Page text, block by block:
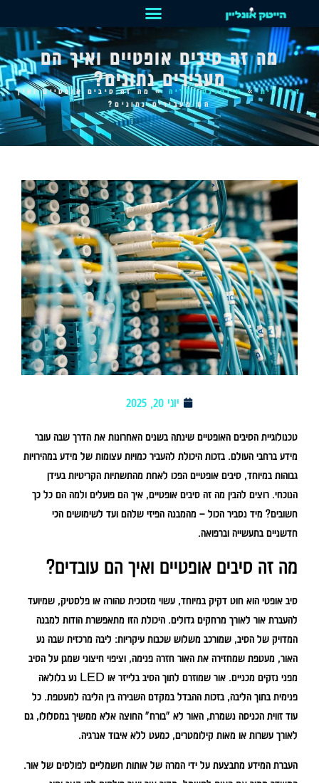
מה זה סיבים אופטיים ואיך הם
מעבירים נתונים?
דף הבית»אינטרנט ומדיה » מה זה סיבים אופטיים ואיך
הם מעבירים נתונים?
יוני 20, 2025
טכנולוגיית הסיבים האופטיים שינתה בשנים האחרונות את הדרך שבה עובר
מידע ברחבי העולם. בזכות היכולת להעביר כמויות עצומות של מידע במהירויות
גבוהות במיוחד, סיבים אופטיים הפכו לאחת מהתשתיות הקריטיות בעידן
הנוכחי. רוצים להבין מה זה סיבים אופטיים, איך הם פועלים ולמה הם כל כך
חשובים? מיד נסביר הכול – מהמבנה הפיזי שלהם ועד לשימושים הכי
חדשניים בתעשייה וברפואה.
מה זה סיבים אופטיים ואיך הם עובדים?
סיב אופטי הוא חוט דקיק במיוחד, עשוי מזכוכית טהורה או פלסטיק, שמיועד
להעברת אור לאורך מרחקים גדולים. היכולת הזו מתאפשרת הודות למבנה
המדויק של הסיב, שמורכב משלוש שכבות עיקריות: ליבה מרכזית שבה נע
האור, מעטפת שמחזירה את האור חזרה פנימה, וציפוי חיצוני שמגן על הסיב
מפני נזקים מכניים. אור שמוזרם לתוך הסיב בלייזר או LED נע בלולאה
פנימית בתוך הליבה, בזכות ההבדל במקדם השבירה בין הליבה למעטפת. כל
עוד זווית הכניסה נשמרת, האור לא "בורח" החוצה אלא ממשיך במסלולו, גם
לאורך עשרות או מאות קילומטרים, כמעט ללא איבוד אנרגיה.
העברת המידע מתבצעת על ידי המרה של אותות חשמליים לפולסים של אור.